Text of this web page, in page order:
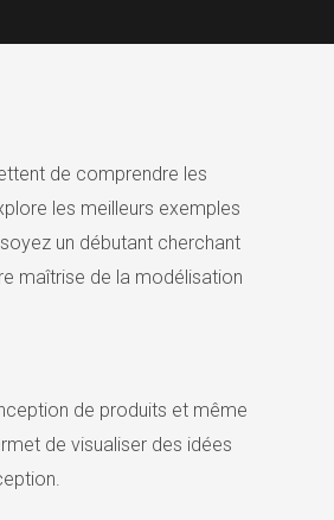
de comprendre les
les meilleurs exemples
un débutant cherchant
maîtrise de la modélisation
de produits et même
de visualiser des idées